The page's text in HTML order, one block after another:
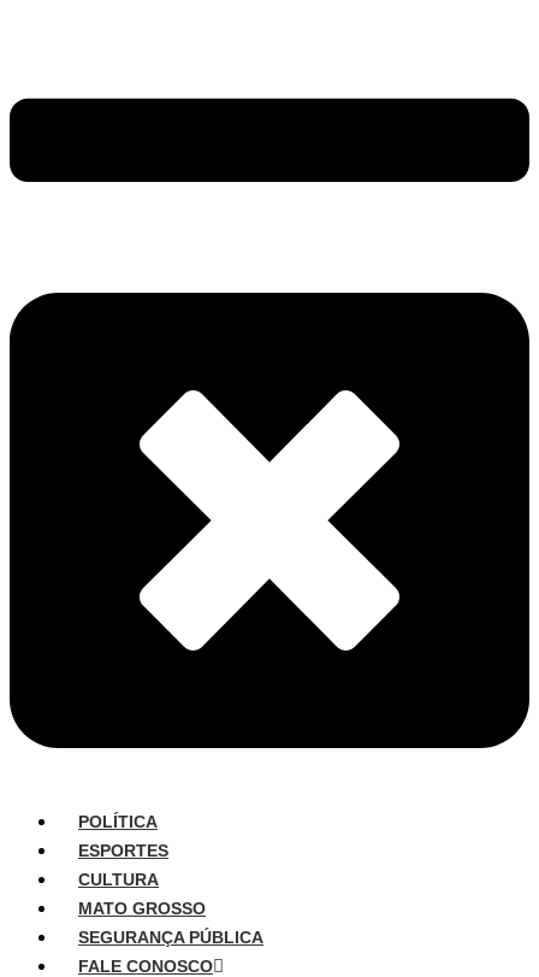
POLÍTICA
ESPORTES
CULTURA
MATO GROSSO
SEGURANÇA PÚBLICA
FALE CONOSCO